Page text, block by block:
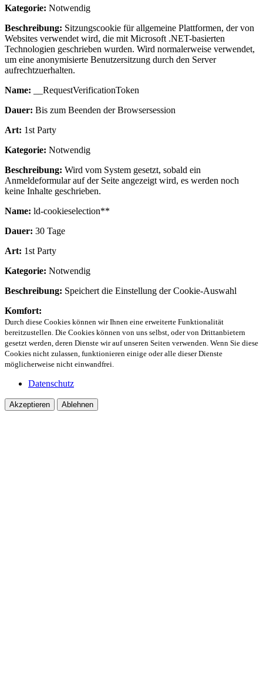
Kategorie: Notwendig
Beschreibung: Sitzungscookie für allgemeine Plattformen, der von
Websites verwendet wird, die mit Microsoft .NET-basierten
Technologien geschrieben wurden. Wird normalerweise verwendet,
um eine anonymisierte Benutzersitzung durch den Server
aufrechtzuerhalten.
Name: __RequestVerificationToken
Dauer: Bis zum Beenden der Browsersession
Art: 1st Party
Kategorie: Notwendig
Beschreibung: Wird vom System gesetzt, sobald ein
Anmeldeformular auf der Seite angezeigt wird, es werden noch
keine Inhalte geschrieben.
Name: ld-cookieselection**
Dauer: 30 Tage
Art: 1st Party
Kategorie: Notwendig
Beschreibung: Speichert die Einstellung der Cookie-Auswahl
Komfort:
Durch diese Cookies können wir Ihnen eine erweiterte Funktionalität
bereitzustellen. Die Cookies können von uns selbst, oder von Drittanbietern
gesetzt werden, deren Dienste wir auf unseren Seiten verwenden. Wenn Sie diese
Cookies nicht zulassen, funktionieren einige oder alle dieser Dienste
möglicherweise nicht einwandfrei.
Datenschutz
Akzeptieren Ablehnen